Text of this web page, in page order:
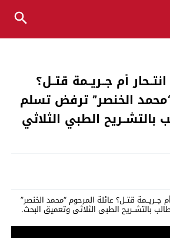
أم جــريــمة قتــل؟
الخنصر” ترفض تسلم
بالتشــريح الطبي الثلاثي